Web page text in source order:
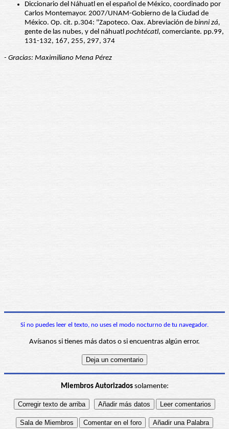
Diccionario del Náhuatl en el español de México, coordinado por
Carlos Montemayor. 2007/UNAM-Gobierno de la Ciudad de
México. Op. cit. p.304: "Zapoteco. Oax. Abreviación de binni zá,
gente de las nubes, y del náhuatl pochtécatl, comerciante. pp.99,
131-132, 167, 255, 297, 374
- Gracias: Maximiliano Mena Pérez
Si no puedes leer el texto, no uses el modo nocturno de tu navegador.
Avísanos si tienes más datos o si encuentras algún error.
Miembros Autorizadossolamente: